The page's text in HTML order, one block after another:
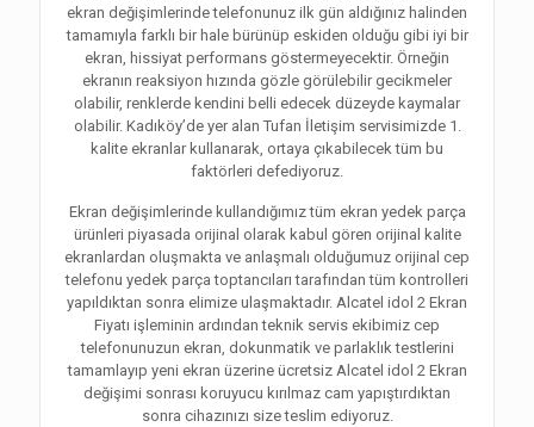
ekran değişimlerinde telefonunuz ilk gün aldığınız halinden
tamamıyla farklı bir hale bürünüp eskiden olduğu gibi iyi bir
ekran, hissiyat performans göstermeyecektir. Örneğin
ekranın reaksiyon hızında gözle görülebilir gecikmeler
olabilir, renklerde kendini belli edecek düzeyde kaymalar
olabilir. Kadıköy’de yer alan Tufan İletişim servisimizde 1.
kalite ekranlar kullanarak, ortaya çıkabilecek tüm bu
faktörleri defediyoruz.
Ekran değişimlerinde kullandığımız tüm ekran yedek parça
ürünleri piyasada orijinal olarak kabul gören orijinal kalite
ekranlardan oluşmakta ve anlaşmalı olduğumuz orijinal cep
telefonu yedek parça toptancıları tarafından tüm kontrolleri
yapıldıktan sonra elimize ulaşmaktadır. Alcatel idol 2 Ekran
Fiyatı işleminin ardından teknik servis ekibimiz cep
telefonunuzun ekran, dokunmatik ve parlaklık testlerini
tamamlayıp yeni ekran üzerine ücretsiz Alcatel idol 2 Ekran
değişimi sonrası koruyucu kırılmaz cam yapıştırdıktan
sonra cihazınızı size teslim ediyoruz.